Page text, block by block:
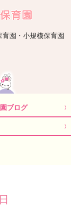
園・小規模保育園
ブログ